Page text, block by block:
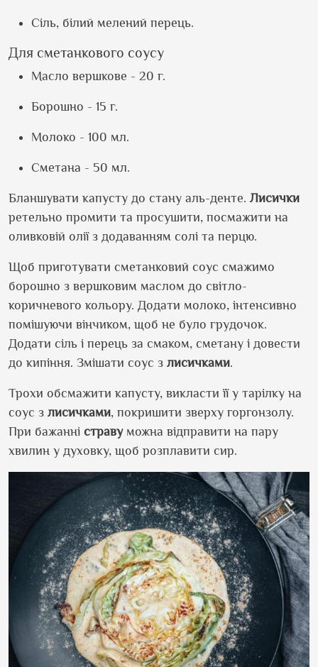
Сіль, білий мелений перець.
Для сметанкового соусу
Масло вершкове - 20 г.
Борошно - 15 г.
Молоко - 100 мл.
Сметана - 50 мл.
Бланшувати капусту до стану аль-денте. Лисички
ретельно промити та просушити, посмажити на
оливковій олії з додаванням солі та перцю.
Щоб приготувати сметанковий соус смажимо
борошно з вершковим маслом до світло-
коричневого кольору. Додати молоко, інтенсивно
помішуючи вінчиком, щоб не було грудочок.
Додати сіль і перець за смаком, сметану і довести
до кипіння. Змішати соус з лисичками.
Трохи обсмажити капусту, викласти її у тарілку на
соус з лисичками, покришити зверху горгонзолу.
При бажанні стравуможна відправити на пару
хвилин у духовку, щоб розплавити сир.